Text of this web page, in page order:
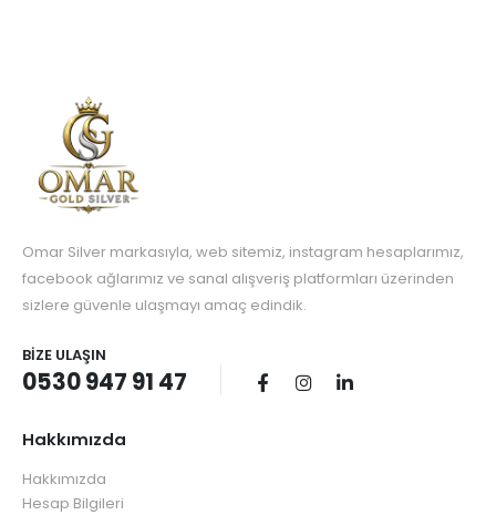
Omar Silver markasıyla, web sitemiz, instagram hesaplarımız,
facebook ağlarımız ve sanal alışveriş platformları üzerinden
sizlere güvenle ulaşmayı amaç edindik.
BIZE ULAŞIN
0530 947 91 47
Hakkımızda
Hakkımızda
Hesap Bilgileri